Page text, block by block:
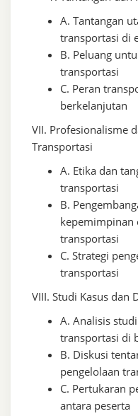
A. Tantangan
transportasi di
B. Peluang
transportasi
C. Peran
berkelanjutan
VII. Profesionalisme
Transportasi
A. Etika dan
transportasi
B.
kepemimpinan
transportasi
C. Strategi
transportasi
VIII. Studi Kasus dan
A. Analisis
transportasi di
B. Diskusi
pengelolaan
C. Pertukaran
antara peserta